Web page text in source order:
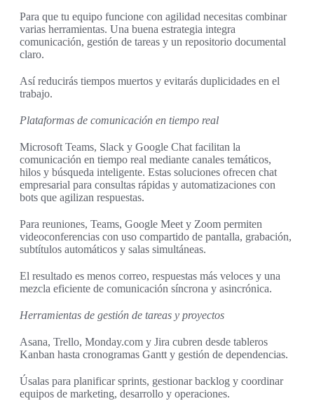
Para que tu equipo funcione con agilidad necesitas combinar
varias herramientas. Una buena estrategia integra
comunicación, gestión de tareas y un repositorio documental
claro.
Así reducirás tiempos muertos y evitarás duplicidades en el
trabajo.
Plataformas de comunicación en tiempo real
Microsoft Teams, Slack y Google Chat facilitan la
comunicación en tiempo real mediante canales temáticos,
hilos y búsqueda inteligente. Estas soluciones ofrecen chat
empresarial para consultas rápidas y automatizaciones con
bots que agilizan respuestas.
Para reuniones, Teams, Google Meet y Zoom permiten
videoconferencias con uso compartido de pantalla, grabación,
subtítulos automáticos y salas simultáneas.
El resultado es menos correo, respuestas más veloces y una
mezcla eficiente de comunicación síncrona y asincrónica.
Herramientas de gestión de tareas y proyectos
Asana, Trello, Monday.com y Jira cubren desde tableros
Kanban hasta cronogramas Gantt y gestión de dependencias.
Úsalas para planificar sprints, gestionar backlog y coordinar
equipos de marketing, desarrollo y operaciones.